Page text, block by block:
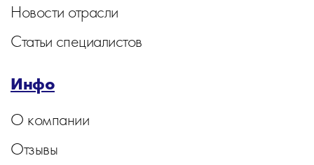
Новости отрасли
Статьи специалистов
Инфо
О компании
Отзывы